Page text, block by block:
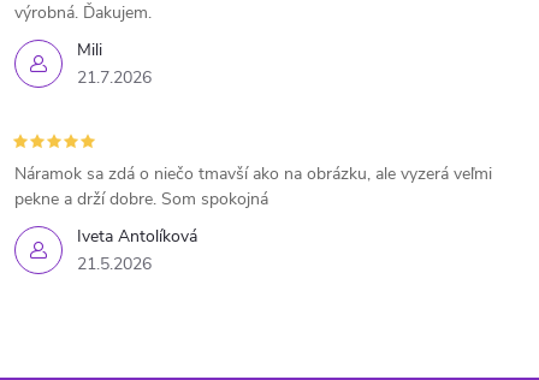
Mili
21.7.2026
výrobná. Ďakujem.
Iveta Antolíková
21.5.2026
Náramok sa zdá o niečo tmavší ako na obrázku, ale vyzerá veľmi
pekne a drží dobre. Som spokojná